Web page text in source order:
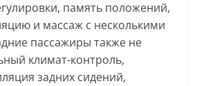
память положений,
и массаж с несколькими
пассажиры также не
климат-контроль,
задних сидений,